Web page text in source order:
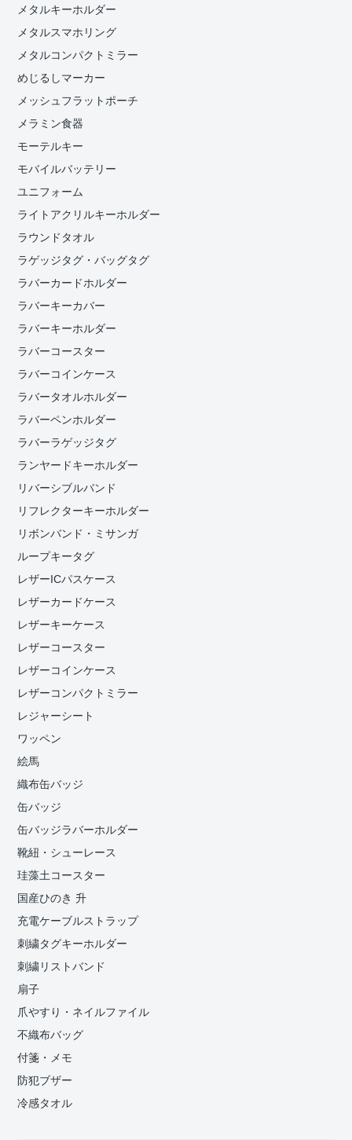
メタルキーホルダー
メタルスマホリング
メタルコンパクトミラー
めじるしマーカー
メッシュフラットポーチ
メラミン食器
モーテルキー
モバイルバッテリー
ユニフォーム
ライトアクリルキーホルダー
ラウンドタオル
ラゲッジタグ・バッグタグ
ラバーカードホルダー
ラバーキーカバー
ラバーキーホルダー
ラバーコースター
ラバーコインケース
ラバータオルホルダー
ラバーペンホルダー
ラバーラゲッジタグ
ランヤードキーホルダー
リバーシブルバンド
リフレクターキーホルダー
リボンバンド・ミサンガ
ループキータグ
レザーICパスケース
レザーカードケース
レザーキーケース
レザーコースター
レザーコインケース
レザーコンパクトミラー
レジャーシート
ワッペン
絵馬
織布缶バッジ
缶バッジ
缶バッジラバーホルダー
靴紐・シューレース
珪藻土コースター
国産ひのき 升
充電ケーブルストラップ
刺繍タグキーホルダー
刺繍リストバンド
扇子
爪やすり・ネイルファイル
不織布バッグ
付箋・メモ
防犯ブザー
冷感タオル